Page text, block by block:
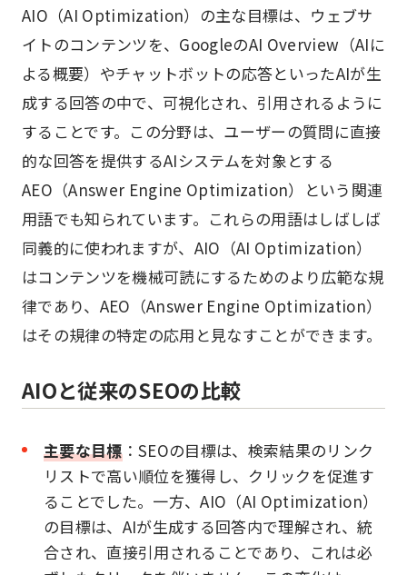
AIO（AI Optimization）の主な目標は、ウェブサ
イトのコンテンツを、GoogleのAI Overview（AIに
よる概要）やチャットボットの応答といったAIが生
成する回答の中で、可視化され、引用されるように
することです。この分野は、ユーザーの質問に直接
的な回答を提供するAIシステムを対象とする
AEO（Answer Engine Optimization）という関連
用語でも知られています。これらの用語はしばしば
同義的に使われますが、AIO（AI Optimization）
はコンテンツを機械可読にするためのより広範な規
律であり、AEO（Answer Engine Optimization）
はその規律の特定の応用と見なすことができます。
AIOと従来のSEOの比較
主要な目標：SEOの目標は、検索結果のリンク
リストで高い順位を獲得し、クリックを促進す
ることでした。一方、AIO（AI Optimization）
の目標は、AIが生成する回答内で理解され、統
合され、直接引用されることであり、これは必